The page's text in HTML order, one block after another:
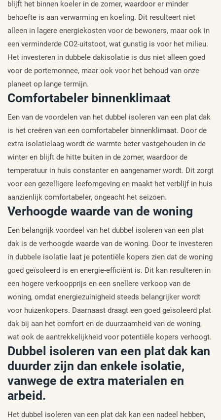
blijft het binnen koeler in de zomer, waardoor er minder
behoefte is aan verwarming en koeling. Dit resulteert niet
alleen in lagere energiekosten voor de bewoners, maar ook in
een verminderde CO2-uitstoot, wat gunstig is voor het milieu.
Het investeren in dubbele dakisolatie is dus niet alleen goed
voor de portemonnee, maar ook voor het behoud van onze
planeet op lange termijn.
Comfortabeler binnenklimaat
Een van de voordelen van het dubbel isoleren van een plat dak
is het creëren van een comfortabeler binnenklimaat. Door de
extra isolatielaag wordt de warmte beter vastgehouden in de
winter en blijft de hitte buiten in de zomer, waardoor de
temperatuur in huis constanter en aangenamer wordt. Dit zorgt
voor een gezelligere leefomgeving en maakt het verblijf in huis
aanzienlijk comfortabeler, ongeacht het seizoen.
Verhoogde waarde van de woning
Een belangrijk voordeel van het dubbel isoleren van een plat
dak is de verhoogde waarde van de woning. Door te investeren
in dubbele isolatie laat je potentiële kopers zien dat de woning
goed geïsoleerd is en energie-efficiënt is. Dit kan resulteren in
een hogere verkoopprijs en een snellere verkoop van de
woning, omdat energiezuinigheid steeds belangrijker wordt
voor huizenkopers. Daarnaast draagt een goed geïsoleerd plat
dak bij aan het comfort en de duurzaamheid van de woning,
wat ook de aantrekkelijkheid voor potentiële kopers verhoogt.
Dubbel isoleren van een plat dak kan
duurder zijn dan enkele isolatie,
vanwege de extra materialen en
arbeid.
Het dubbel isoleren van een plat dak kan een nadeel hebben,